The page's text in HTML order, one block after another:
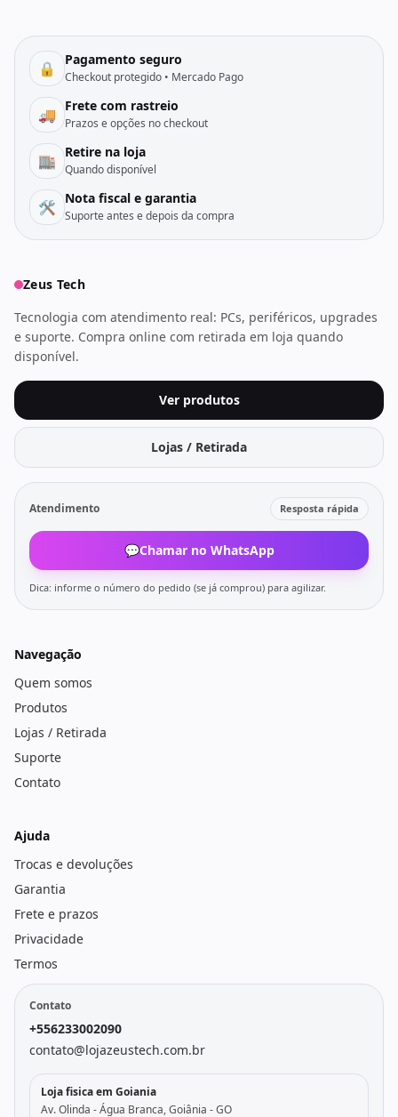
🔒 Pagamento seguro
Checkout protegido • Mercado Pago
🚚 Frete com rastreio
Prazos e opções no checkout
🏬 Retire na loja
Quando disponível
🛠️ Nota fiscal e garantia
Suporte antes e depois da compra
Zeus Tech
Tecnologia com atendimento real: PCs, periféricos, upgrades
e suporte. Compra online com retirada em loja quando
disponível.
Ver produtos
Lojas / Retirada
Atendimento Resposta rápida
💬Chamar no WhatsApp
Dica: informe o número do pedido (se já comprou) para agilizar.
Navegação
Quem somos
Produtos
Lojas / Retirada
Suporte
Contato
Ajuda
Trocas e devoluções
Garantia
Frete e prazos
Privacidade
Termos
Contato
+556233002090
contato@lojazeustech.com.br
Loja fisica em Goiania
Av. Olinda - Água Branca, Goiânia - GO